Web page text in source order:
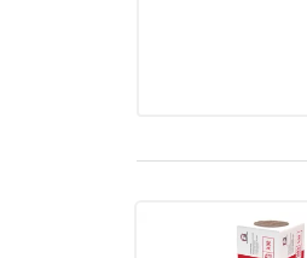
masse adhésive
Teinte :